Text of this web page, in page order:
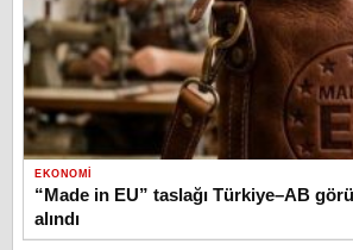
EKONOMI
“Made in EU” taslağı Türkiye–AB
alındı